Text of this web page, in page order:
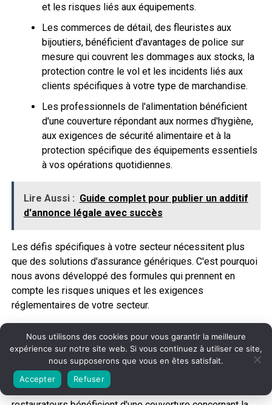
et les risques liés aux équipements.
Les commerces de détail, des fleuristes aux
bijoutiers, bénéficient d'avantages de police sur
mesure qui couvrent les dommages aux stocks, la
protection contre le vol et les incidents liés aux
clients spécifiques à votre type de marchandise.
Les professionnels de l'alimentation bénéficient
d'une couverture répondant aux normes d'hygiène,
aux exigences de sécurité alimentaire et à la
protection spécifique des équipements essentiels
à vos opérations quotidiennes.
Lire Aussi : Guide complet pour publier un additif
d'annonce légale avec succès
Les défis spécifiques à votre secteur nécessitent plus
que des solutions d'assurance génériques. C'est pourquoi
nous avons développé des formules qui prennent en
compte les risques uniques et les exigences
réglementaires de votre secteur.
Si vous êtes dans le conseil, vous trouverez une
couverture pour les conseils professionnels et la
propriété intellectuelle. Les détaillants reçoivent une
protection contre lesfluctuations saisonnières
perturbations de la chaîne d'approvisionnement
Nous utilisons des cookies pour vous garantir la meilleure
expérience sur notre site web. Si vous continuez à utiliser ce site,
nous supposerons que vous en êtes satisfait.
Accepter
Refuser